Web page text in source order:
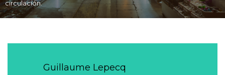
circulación.
Guillaume Lepecq